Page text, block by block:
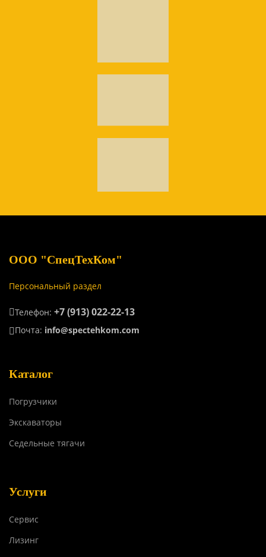
ООО "СпецТехКом"
Персональный раздел
Телефон: +7 (913) 022-22-13
Почта: info@spectehkom.com
Каталог
Погрузчики
Экскаваторы
Седельные тягачи
Услуги
Сервис
Лизинг